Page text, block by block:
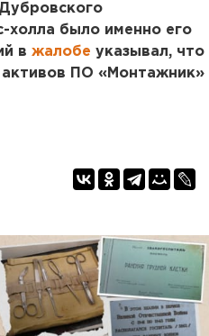
холла было именно его
в жалобе указывал, что
активов ПО «Монтажник»